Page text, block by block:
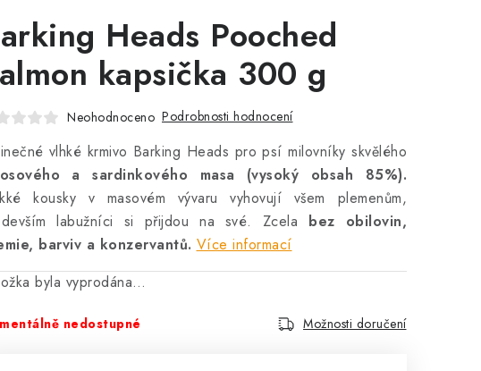
Heads Pooched
kapsička 300 g
Neohodnoceno Podrobnosti hodnocení
vlhké krmivo Barking Heads pro psí milovníky skvělého
a sardinkového masa (vysoký obsah 85%).
kousky v masovém vývaru vyhovují všem plemenům,
labužníci si přijdou na své. Zcela bez obilovin,
barviv a konzervantů. Více informací
byla vyprodána…
nedostupné Možnosti doručení